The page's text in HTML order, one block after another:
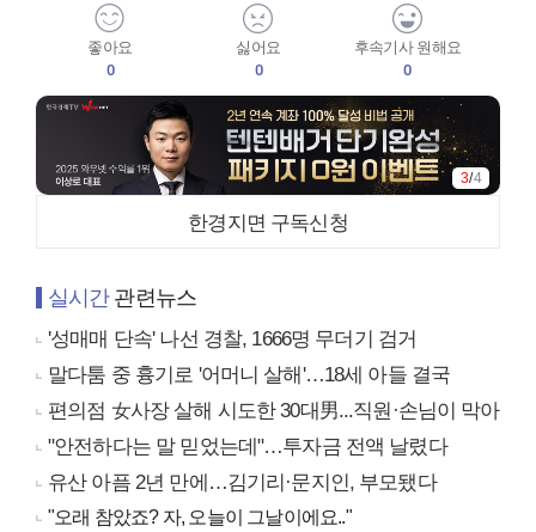
좋아요
0
싫어요
0
후속기사 원해요
0
3/4
한경지면 구독신청
실시간관련뉴스
'성매매 단속' 나선 경찰, 1666명 무더기 검거
말다툼 중 흉기로 '어머니 살해'…18세 아들 결국
편의점 女사장 살해 시도한 30대男...직원·손님이 막아
"안전하다는 말 믿었는데"…투자금 전액 날렸다
유산 아픔 2년 만에…김기리·문지인, 부모됐다
"오래 참았죠? 자, 오늘이 그날이에요.."